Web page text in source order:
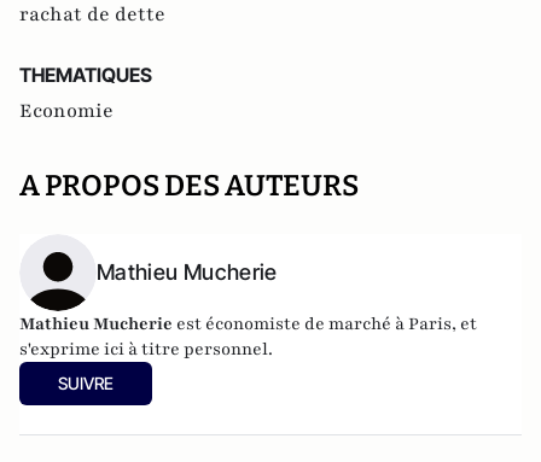
rachat de dette
THEMATIQUES
Economie
A PROPOS DES AUTEURS
Mathieu Mucherie
Mathieu Mucherie est économiste de marché à Paris, et
s'exprime ici à titre personnel.
SUIVRE